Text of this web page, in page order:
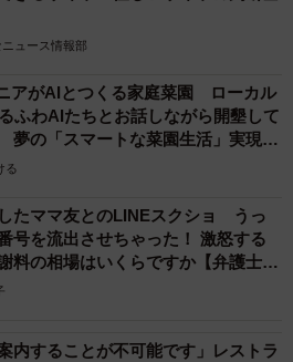
ニュース情報部
アがAIとつくる家庭菜園 ローカル
ふわAIたちとお話しながら開墾して
の「スマートな菜園生活」実現な
る
たママ友とのLINEスクショ うっ
号を流出させちゃった！ 激怒する
の相場はいくらですか【弁護士が
内することが不可能です」レストラ